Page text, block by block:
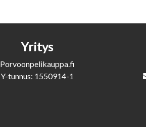
Yritys
Porvoonpelikauppa.fi
Y-tunnus: 1550914-1